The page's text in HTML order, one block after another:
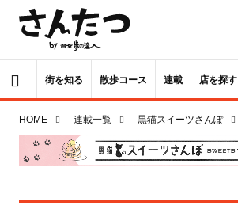
街を知る 散歩コース 連載 店を探す
HOME 連載一覧 黒猫スイーツさんぽ